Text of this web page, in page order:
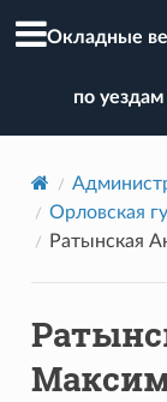
Окладные
по
Орловская
Ратынская